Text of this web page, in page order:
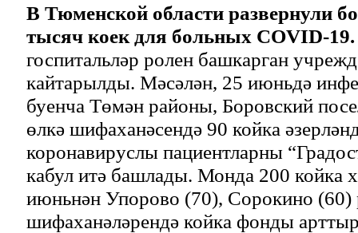
В Тюменской области развернули
тысяч коек для больных COVID-19.
госпитальләр ролен башкарган
кайтарылды. Мәсәлән, 25 июньдә
буенча Төмән районы, Боровский
өлкә шифаханәсендә 90 койка
коронавируслы пациентларны
кабул итә башлады. Монда 200 койка
июньнән Упорово (70), Сорокино (60)
шифаханәләрендә койка фонды